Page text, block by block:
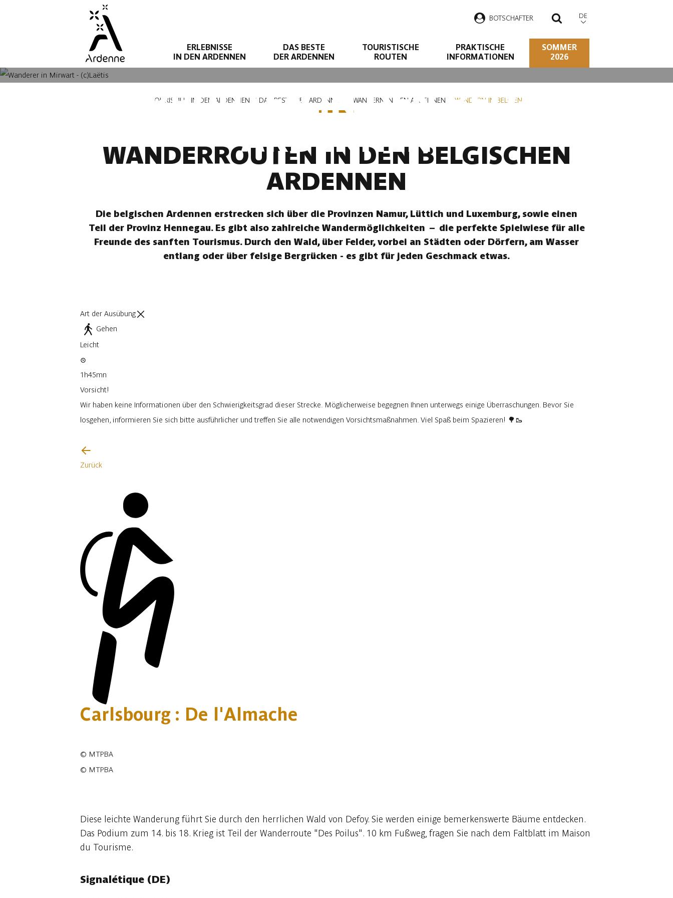
BOTSCHAFTER SUCHEN
DE
ERLEBNISSE
IN DEN ARDENNEN
DAS BESTE
DER ARDENNEN
TOURISTISCHE
ROUTEN
PRAKTISCHE
INFORMATIONEN
SOMMER
2026
WANDERROUTEN IN DEN BELGISCHEN
ARDENNEN
TOURISMUS IN DEN ARDENNEN DAS BESTE DER ARDENNEN WANDERN IN DEN ARDENNEN WANDERN IN BELGIEN
WANDERROUTEN IN DEN BELGISCHEN
ARDENNEN
Die belgischen Ardennen erstrecken sich über die Provinzen Namur, Lüttich und Luxemburg, sowie einen
Teil der Provinz Hennegau. Es gibt also zahlreiche Wandermöglichkeiten – die perfekte Spielwiese für alle
Freunde des sanften Tourismus. Durch den Wald, über Felder, vorbei an Städten oder Dörfern, am Wasser
entlang oder über felsige Bergrücken - es gibt für jeden Geschmack etwas.
Art der Ausübung
Gehen
Leicht
1h45mn
Vorsicht!
Wir haben keine Informationen über den Schwierigkeitsgrad dieser Strecke. Möglicherweise begegnen Ihnen unterwegs einige Überraschungen. Bevor Sie
losgehen, informieren Sie sich bitte ausführlicher und treffen Sie alle notwendigen Vorsichtsmaßnahmen. Viel Spaß beim Spazieren! 🌳🥾
Zurück
Carlsbourg : De l'Almache
© MTPBA
© MTPBA
Diese leichte Wanderung führt Sie durch den herrlichen Wald von Defoy. Sie werden einige bemerkenswerte Bäume entdecken.
Das Podium zum 14. bis 18. Krieg ist Teil der Wanderroute "Des Poilus". 10 km Fußweg, fragen Sie nach dem Faltblatt im Maison
du Tourisme.
Signalétique (DE)